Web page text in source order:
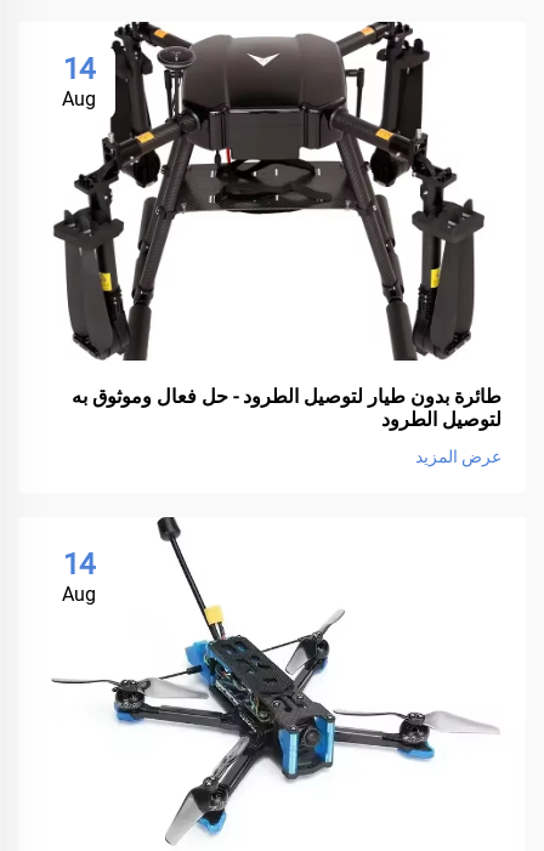
14
Aug
طائرة بدون طيار لتوصيل الطرود - حل فعال وموثوق به
لتوصيل الطرود
عرض المزيد
14
Aug